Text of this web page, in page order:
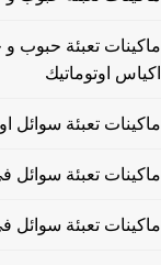
ماكينات تعبئة حبوب
اكياس اوتوماتيك
ماكينات تعبئة سوائل
ماكينات تعبئة سوائل
ماكينات تعبئة سوائل